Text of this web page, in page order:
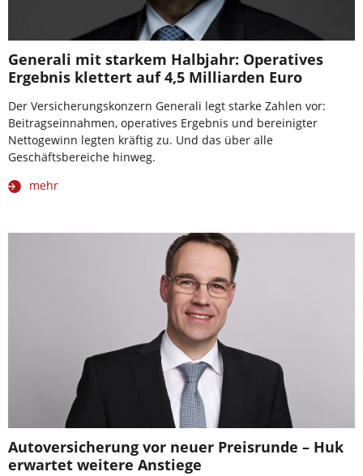
Generali mit starkem Halbjahr: Operatives
Ergebnis klettert auf 4,5 Milliarden Euro
Der Versicherungskonzern Generali legt starke Zahlen vor:
Beitragseinnahmen, operatives Ergebnis und bereinigter
Nettogewinn legten kräftig zu. Und das über alle
Geschäftsbereiche hinweg.
mehr
Autoversicherung vor neuer Preisrunde – Huk
erwartet weitere Anstiege